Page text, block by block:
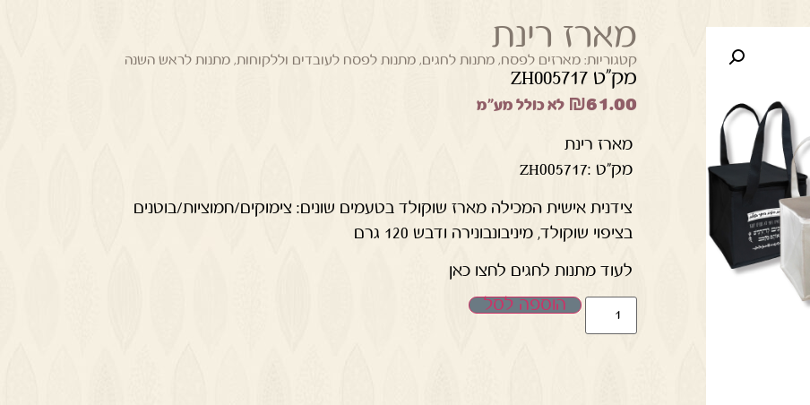
מארז רינת
קטגוריות: מארזים לפסח,מתנות לחגים,מתנות לפסח לעובדים וללקוחות,מתנות לראש השנה
מק"ט ZH005717
₪61.00 לא כולל מע"מ
מארז רינת
מק"ט :ZH005717
צידנית אישית המכילה מארז שוקולד בטעמים שונים: צימוקים/חמוציות/בוטנים
בציפוי שוקולד, מיניבונבונירה ודבש 120 גרם
לעוד מתנות לחגים לחצו כאן
הוספה לסל